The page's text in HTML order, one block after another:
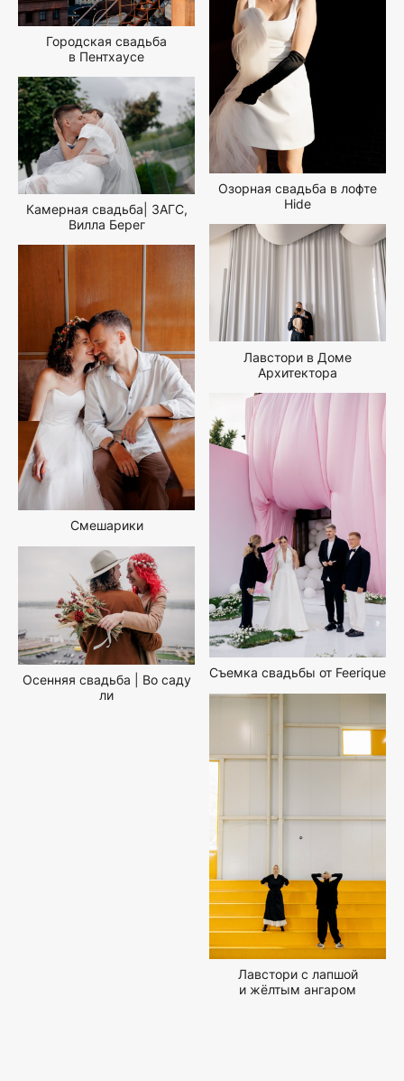
Городская свадьба
в Пентхаусе
Озорная свадьба в лофте
Hide
Камерная свадьба| ЗАГС,
Вилла Берег
Лавстори в Доме
Архитектора
Смешарики
Съемка свадьбы от Feerique
Осенняя свадьба | Во саду
ли
Лавстори с лапшой
и жёлтым ангаром